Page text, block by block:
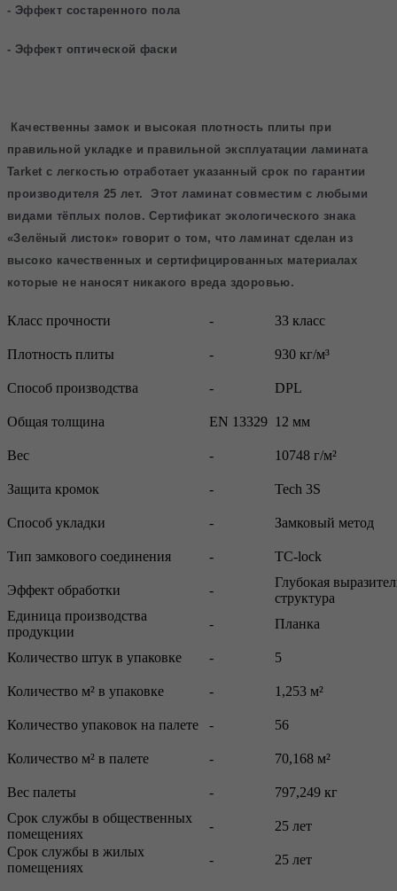
- Эффект состаренного пола
- Эффект оптической фаски
Качественны замок и высокая плотность плиты при
правильной укладке и правильной эксплуатации ламината
Tarket с легкостью отработает указанный срок по гарантии
производителя 25 лет. Этот ламинат совместим с любыми
видами тёплых полов. Сертификат экологического знака
«Зелёный листок» говорит о том, что ламинат сделан из
высоко качественных и сертифицированных материалах
которые не наносят никакого вреда здоровью.
Класс прочности - 33 класс
Плотность плиты - 930 кг/м³
Способ производства - DPL
Общая толщина EN 13329 12 мм
Вес - 10748 г/м²
Защита кромок - Tech 3S
Способ укладки - Замковый метод
Тип замкового соединения - TC-lock
Эффект обработки -
Глубокая
структура
Единица производства
продукции
- Планка
Количество штук в упаковке - 5
Количество м² в упаковке - 1,253 м²
Количество упаковок на палете - 56
Количество м² в палете - 70,168 м²
Вес палеты -
797,249 кг
Срок службы в общественных
помещениях
-
25 лет
Срок службы в жилых
помещениях
- 25 лет